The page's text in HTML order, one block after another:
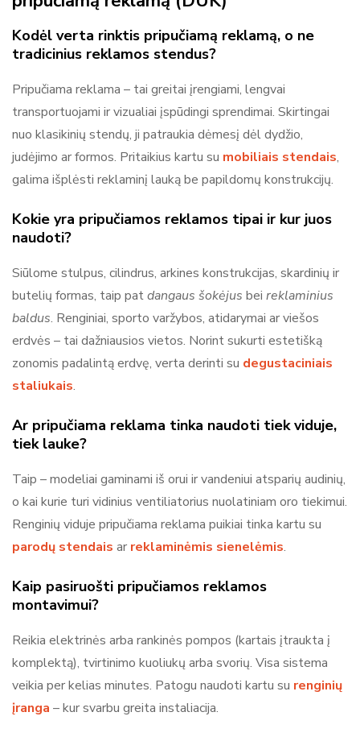
Kodėl verta rinktis pripučiamą reklamą, o ne
tradicinius reklamos stendus?
Pripučiama reklama – tai greitai įrengiami, lengvai
transportuojami ir vizualiai įspūdingi sprendimai. Skirtingai
nuo klasikinių stendų, ji patraukia dėmesį dėl dydžio,
judėjimo ar formos. Pritaikius kartu su mobiliais stendais,
galima išplėsti reklaminį lauką be papildomų konstrukcijų.
Kokie yra pripučiamos reklamos tipai ir kur juos
naudoti?
Siūlome stulpus, cilindrus, arkines konstrukcijas, skardinių ir
butelių formas, taip patdangaus šokėjus bei reklaminius
baldus. Renginiai, sporto varžybos, atidarymai ar viešos
erdvės – tai dažniausios vietos. Norint sukurti estetišką
zonomis padalintą erdvę, verta derinti su degustaciniais
staliukais.
Ar pripučiama reklama tinka naudoti tiek viduje,
tiek lauke?
Taip – modeliai gaminami iš orui ir vandeniui atsparių audinių,
o kai kurie turi vidinius ventiliatorius nuolatiniam oro tiekimui.
Renginių viduje pripučiama reklama puikiai tinka kartu su
parodų stendais ar reklaminėmis sienelėmis.
Kaip pasiruošti pripučiamos reklamos
montavimui?
Reikia elektrinės arba rankinės pompos (kartais įtraukta į
komplektą), tvirtinimo kuoliukų arba svorių. Visa sistema
veikia per kelias minutes. Patogu naudoti kartu su renginių
įranga – kur svarbu greita instaliacija.